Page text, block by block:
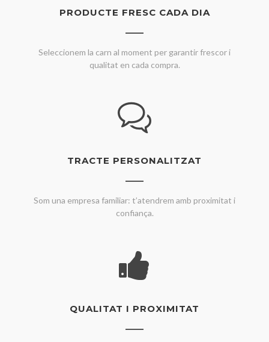
PRODUCTE FRESC CADA DIA
Seleccionem la carn al moment per garantir frescor i
qualitat en cada compra.
TRACTE PERSONALITZAT
Som una empresa familiar: t’atendrem amb proximitat i
confiança.
QUALITAT I PROXIMITAT